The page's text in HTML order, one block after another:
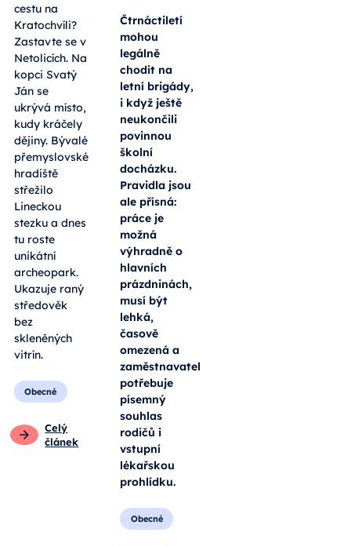
cestu na
Kratochvíli?
Zastavte se v
Netolicích. Na
kopci Svatý
Ján se
ukrývá místo,
kudy kráčely
dějiny. Bývalé
přemyslovské
hradiště
střežilo
Lineckou
stezku a dnes
tu roste
unikátní
archeopark.
Ukazuje raný
středověk
bez
skleněných
vitrín.
Obecné
Celý
článek
Čtrnáctiletí
mohou
legálně
chodit na
letní brigády,
i když ještě
neukončili
povinnou
školní
docházku.
Pravidla jsou
ale přísná:
práce je
možná
výhradně o
hlavních
prázdninách,
musí být
lehká,
časově
omezená a
zaměstnavatel
potřebuje
písemný
souhlas
rodičů i
vstupní
lékařskou
prohlídku.
Obecné